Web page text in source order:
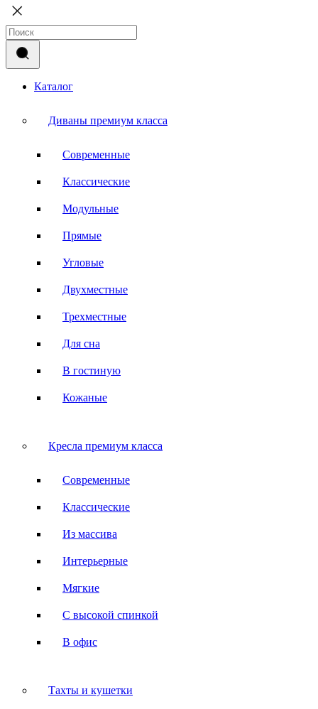
Каталог
Диваны премиум класса
Современные
Классические
Модульные
Прямые
Угловые
Двухместные
Трехместные
Для сна
В гостиную
Кожаные
Кресла премиум класса
Современные
Классические
Из массива
Интерьерные
Мягкие
С высокой спинкой
В офис
Тахты и кушетки